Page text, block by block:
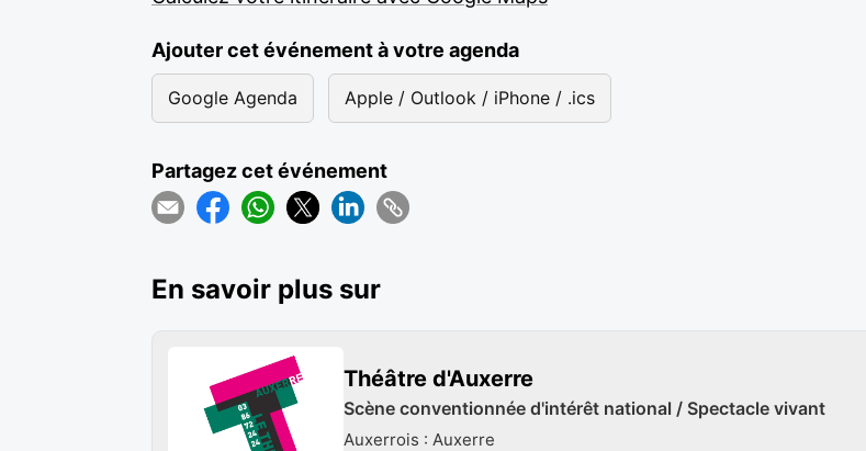
Ajouter cet événement à votre agenda
Google Agenda Apple / Outlook / iPhone / .ics
Partagez cet événement
En savoir plus sur
Théâtre d'Auxerre
Scène conventionnée d'intérêt national / Spectacle vivant
Auxerrois : Auxerre